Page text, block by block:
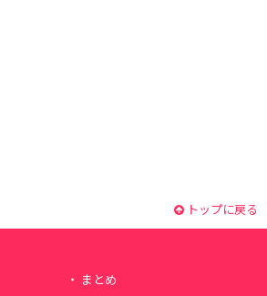
トップに戻る
まとめ